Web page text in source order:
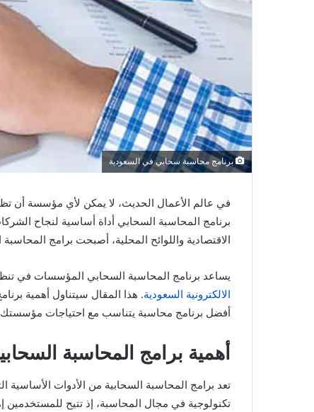
برنامج محاسبة سحابي في السعودية
في عالم الأعمال الحديث، لا يمكن لأي مؤسسة أن تظل
برنامج المحاسبة السحابي أداة أساسية لنجاح
الاقتصادية واللوائح المحلية، أصبحت برامج
يساعد برنامج المحاسبة السحابي المؤسسات في تنظيم
الالكترونية السعودية. هذا المقال سيتناول أهمية
أفضل برنامج محاسبة يتناسب مع احتياجات
أهمية برامج المحاسبة
تعد برامج المحاسبة السحابية من الأدوات الأساسية
تكنولوجية في مجال المحاسبة، إذ تتيح للمستخدمين